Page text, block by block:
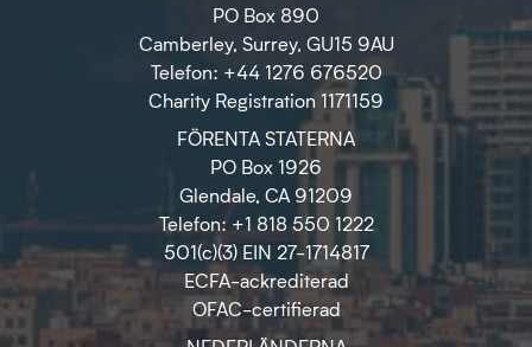
PO Box 890
Camberley, Surrey, GU15 9AU
Telefon: +44 1276 676520
Charity Registration 1171159
FÖRENTA STATERNA
PO Box 1926
Glendale, CA 91209
Telefon: +1 818 550 1222
501(c)(3) EIN 27-1714817
ECFA-ackrediterad
OFAC-certifierad